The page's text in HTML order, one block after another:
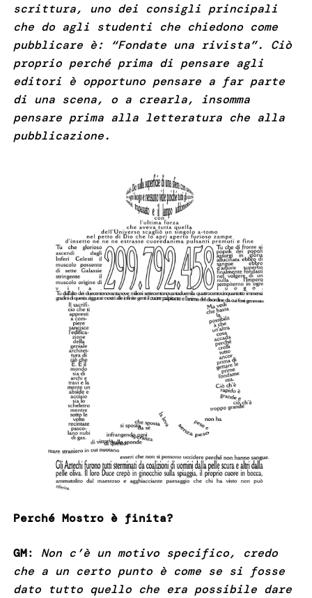
scrittura, uno dei consigli principali
che do agli studenti che chiedono come
pubblicare è: “Fondate una rivista”. Ciò
proprio perché prima di pensare agli
editori è opportuno pensare a far parte
di una scena, o a crearla, insomma
pensare prima alla letteratura che alla
pubblicazione.
Perché Mostro è finita?
GM: Non c’è un motivo specifico, credo
che a un certo punto è come se si fosse
dato tutto quello che era possibile dare